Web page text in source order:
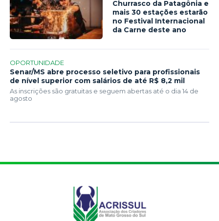
Churrasco da Patagônia e
mais 30 estações estarão
no Festival Internacional
da Carne deste ano
OPORTUNIDADE
Senar/MS abre processo seletivo para profissionais
de nível superior com salários de até R$ 8,2 mil
As inscrições são gratuitas e seguem abertas até o dia 14 de
agosto